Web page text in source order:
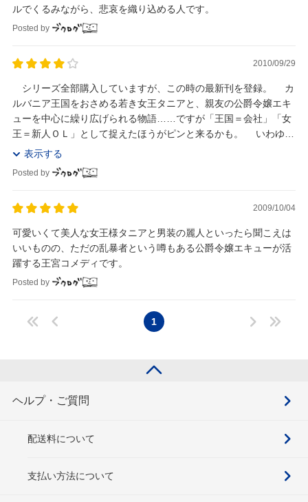
ルでくるみながら、悲哀を織り込める人です。
Posted by
2010/09/29
シリーズ全部購入していますが、この時の最新刊を登録。 カ
ルバニア王国をおさめる若き女王タニアと、親友の公爵令嬢エキ
ューを中心に繰り広げられる物語……ですが「王国＝会社」「女
王＝新人ＯＬ」として捉えたほうがピンと来るかも。 いわゆる
少女漫画に分類されるのでしょうが、地に足のつ...
表示する
Posted by
2009/10/04
可愛いくて美人な女王様タニアと男装の麗人といったら聞こえは
いいものの、ただの乱暴者という噂もある公爵令嬢エキューが活
躍する王宮コメディです。
Posted by
1
ヘルプ・ご質問
配送料について
支払い方法について